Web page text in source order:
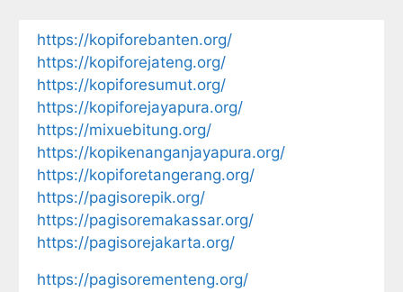
https://kopiforebanten.org/
https://kopiforejateng.org/
https://kopiforesumut.org/
https://kopiforejayapura.org/
https://mixuebitung.org/
https://kopikenanganjayapura.org/
https://kopiforetangerang.org/
https://pagisorepik.org/
https://pagisoremakassar.org/
https://pagisorejakarta.org/
https://pagisorementeng.org/